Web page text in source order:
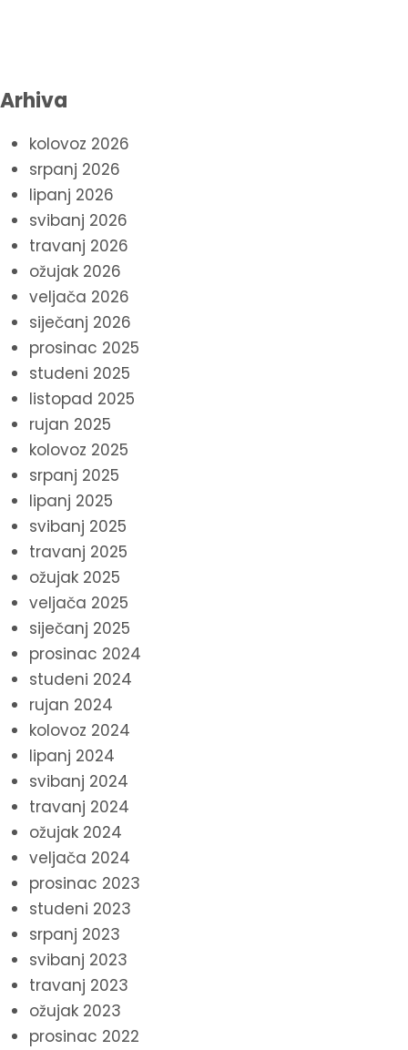
Arhiva
kolovoz 2026
srpanj 2026
lipanj 2026
svibanj 2026
travanj 2026
ožujak 2026
veljača 2026
siječanj 2026
prosinac 2025
studeni 2025
listopad 2025
rujan 2025
kolovoz 2025
srpanj 2025
lipanj 2025
svibanj 2025
travanj 2025
ožujak 2025
veljača 2025
siječanj 2025
prosinac 2024
studeni 2024
rujan 2024
kolovoz 2024
lipanj 2024
svibanj 2024
travanj 2024
ožujak 2024
veljača 2024
prosinac 2023
studeni 2023
srpanj 2023
svibanj 2023
travanj 2023
ožujak 2023
prosinac 2022